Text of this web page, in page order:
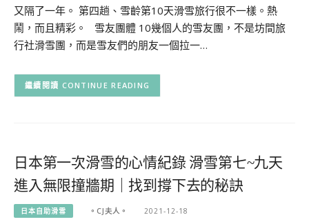
又隔了一年。 第四趟、雪齡第10天滑雪旅行很不一樣。熱
鬧，而且精彩。 雪友團體 10幾個人的雪友團，不是坊間旅
行社滑雪團，而是雪友們的朋友一個拉一…
CONTINUE READING
日本第一次滑雪的心情紀錄 滑雪第七~九天
進入無限撞牆期｜找到撐下去的秘訣
日本自助滑雪 。CJ夫人。 2021-12-18